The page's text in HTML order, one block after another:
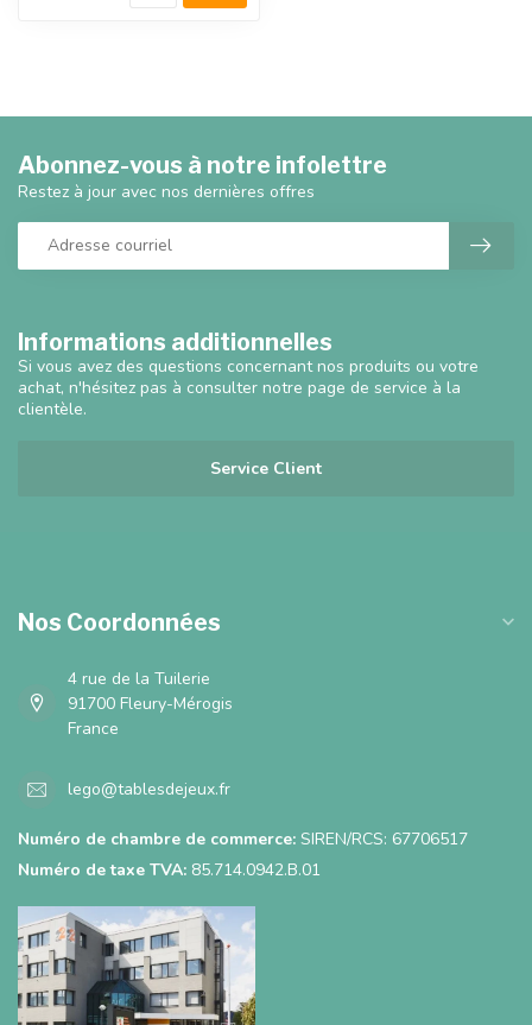
Informations additionnelles
Si vous avez des questions concernant nos produits ou votre
achat, n'hésitez pas à consulter notre page de service à la
clientèle.
Service Client
Abonnez-vous à notre infolettre
Restez à jour avec nos dernières offres
Nos Coordonnées
4 rue de la Tuilerie
91700 Fleury-Mérogis
France
lego@tablesdejeux.fr
Numéro de chambre de commerce: SIREN/RCS: 67706517
Numéro de taxe TVA: 85.714.0942.B.01